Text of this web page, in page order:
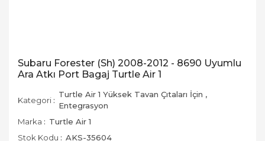
Subaru Forester (Sh) 2008-2012 - 8690 Uyumlu
Ara Atkı Port Bagaj Turtle Air 1
Kategori
Turtle Air 1 Yüksek Tavan Çıtaları İçin ,
Entegrasyon
Marka
Turtle Air 1
Stok Kodu
AKS-35604